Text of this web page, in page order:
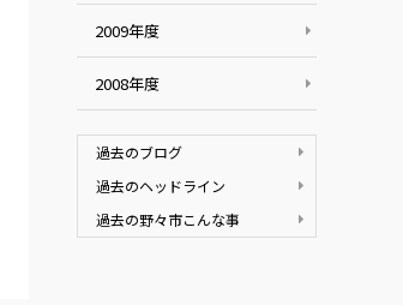
2009年度
2008年度
過去のブログ
過去のヘッドライン
過去の野々市こんな事